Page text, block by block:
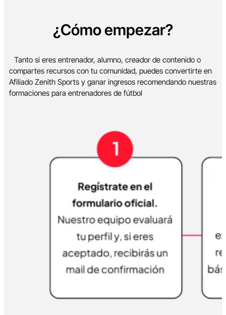
¿Cómo empezar?
Tanto si eres entrenador, alumno, creador de contenido o
compartes recursos con tu comunidad, puedes convertirte en
Afiliado Zenith Sports y ganar ingresos recomendando nuestras
formaciones para entrenadores de fútbol